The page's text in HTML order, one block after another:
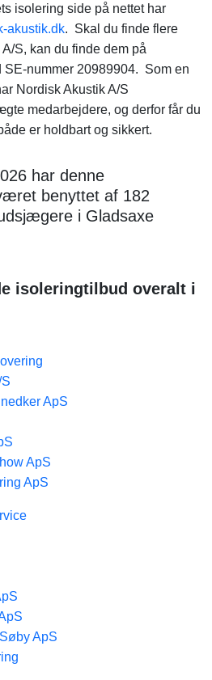
isolering side på nettet har
akustik.dk. Skal du finde flere
S, kan du finde dem på
SE-nummer 20989904. Som en
Nordisk Akustik A/S
medarbejdere, og derfor får du
er holdbart og sikkert.
har denne
benyttet af 182
i Gladsaxe
isoleringtilbud overalt i
ApS
ApS
ApS
ApS